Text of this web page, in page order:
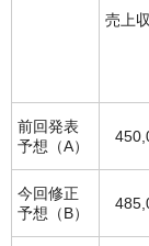
メディカル
医薬・薬学研
English
ポリシー
会社案内
CM・動
株式関連
よくある
社会
ガバナンス
ステーク
売上
前回発表
予想（A）
今回修正
予想（B）